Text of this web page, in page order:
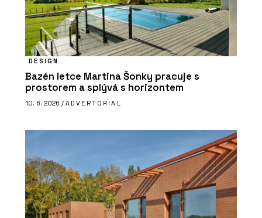
DESIGN
Bazén letce Martina Šonky pracuje s
prostorem a splývá s horizontem
10. 6. 2026 / ADVERTORIAL